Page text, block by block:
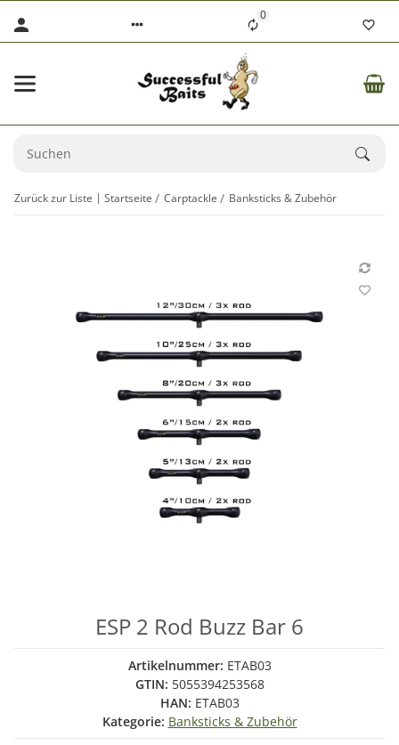
0
Zurück zur Liste Startseite Carptackle Banksticks & Zubehör
ESP 2 Rod Buzz Bar 6
Artikelnummer: ETAB03
GTIN: 5055394253568
HAN: ETAB03
Kategorie: Banksticks & Zubehör